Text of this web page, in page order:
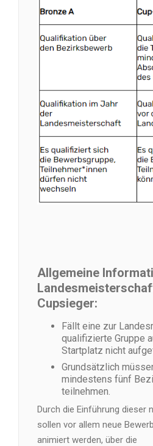
Allgemeine
Cupsieger:
Fällt eine zur
qualifizierte Gruppe
Startplatz nicht
Grundsätzlich
mindestens fünf
teilnehmen.
Durch die Einführung dieser
sollen vor allem neue
animiert werden, über die